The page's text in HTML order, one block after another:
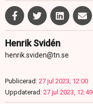
Henrik Svidén
henrik.sviden@tn.se
Publicerad: 27 jul 2023, 12:00
Uppdaterad: 27 jul 2023, 12:49